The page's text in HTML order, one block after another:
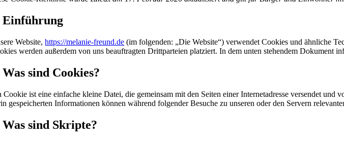
Einführung
Website,https://melanie-freund.de (im folgenden: „Die Website“) verwendet Cookies und ähnliche
werden außerdem von uns beauftragten Drittparteien platziert. In dem unten stehendem Dokument
Was sind Cookies?
Cookie ist eine einfache kleine Datei, die gemeinsam mit den Seiten einer Internetadresse versendet
gespeicherten Informationen können während folgender Besuche zu unseren oder den Servern
Was sind Skripte?